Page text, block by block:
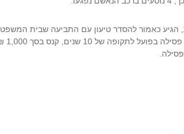
הגיע כאמור להסדר טיעון עם התביעה שבית